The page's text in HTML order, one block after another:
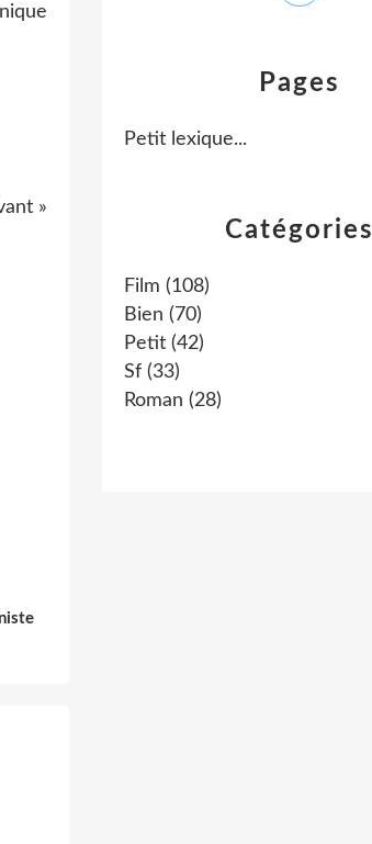
»
Catégories
Film (108)
Bien (70)
Petit (42)
Sf (33)
Roman (28)
Pages
Petit lexique...